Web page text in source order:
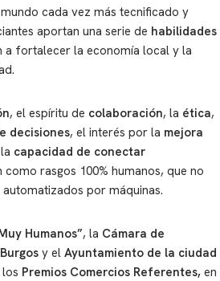
cada vez más tecnificado y
aportan una serie de habilidades
a fortalecer la economía local y la
, el espíritu de colaboración, la ética,
decisiones, el interés por la mejora
capacidad de conectar
como rasgos 100% humanos, que no
por máquinas.
Humanos”, la Cámara de
y el Ayuntamiento de la ciudad
Premios Comercios Referentes, en